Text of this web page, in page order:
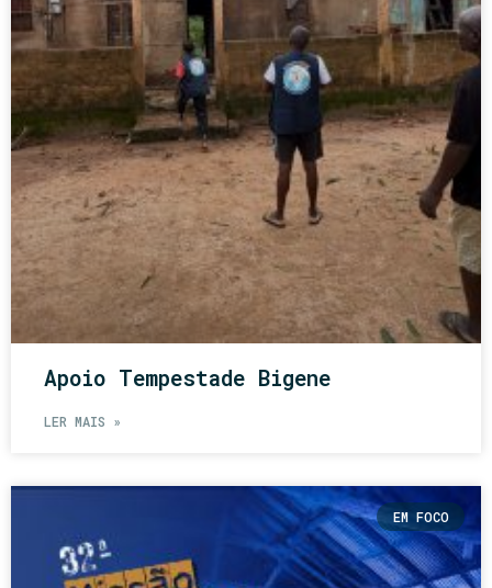
Apoio Tempestade Bigene
LER MAIS »
EM FOCO